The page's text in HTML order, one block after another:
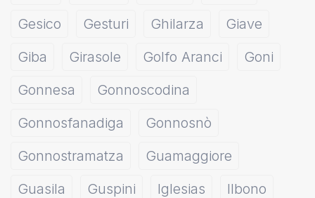
Gesico
Gesturi Ghilarza
Giave
Giba
Girasole Golfo Aranci
Goni
Gonnesa
Gonnoscodina
Gonnosfanadiga
Gonnosnò
Gonnostramatza
Guamaggiore
Guasila
Guspini Iglesias
Ilbono